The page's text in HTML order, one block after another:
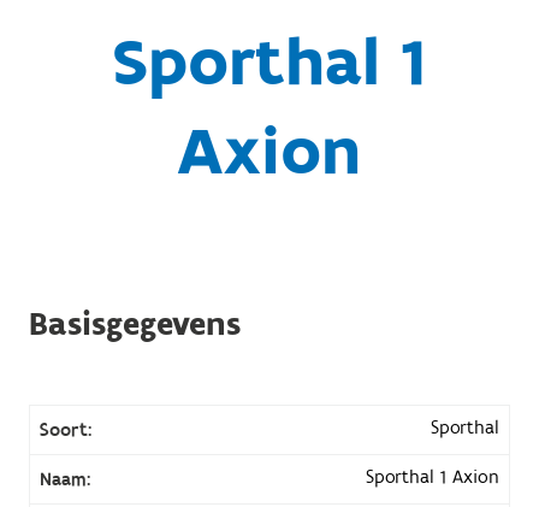
Sporthal 1
Axion
Basisgegevens
Soort: Sporthal
Naam: Sporthal 1 Axion